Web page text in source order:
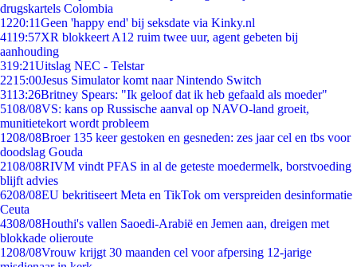
drugskartels Colombia
1220:11Geen 'happy end' bij seksdate via Kinky.nl
4119:57XR blokkeert A12 ruim twee uur, agent gebeten bij
aanhouding
319:21Uitslag NEC - Telstar
2215:00Jesus Simulator komt naar Nintendo Switch
3113:26Britney Spears: "Ik geloof dat ik heb gefaald als moeder"
5108/08VS: kans op Russische aanval op NAVO-land groeit,
munitietekort wordt probleem
1208/08Broer 135 keer gestoken en gesneden: zes jaar cel en tbs voor
doodslag Gouda
2108/08RIVM vindt PFAS in al de geteste moedermelk, borstvoeding
blijft advies
6208/08EU bekritiseert Meta en TikTok om verspreiden desinformatie
Ceuta
4308/08Houthi's vallen Saoedi-Arabië en Jemen aan, dreigen met
blokkade olieroute
1208/08Vrouw krijgt 30 maanden cel voor afpersing 12-jarige